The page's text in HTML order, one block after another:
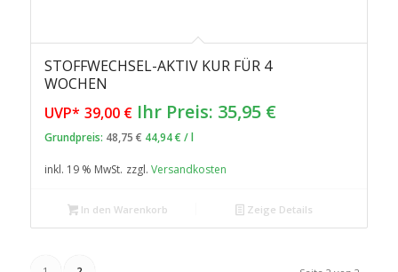
STOFFWECHSEL-AKTIV KUR FÜR 4
WOCHEN
UVP* 39,00 € Ursprünglicher
Preis
39,00 €
Ihr Preis: 35,95 €Aktueller
Grundpreis: 48,75 € 44,94€ /l
inkl. 19 % MwSt. zzgl. Versandkosten
In den Warenkorb Zeige Details